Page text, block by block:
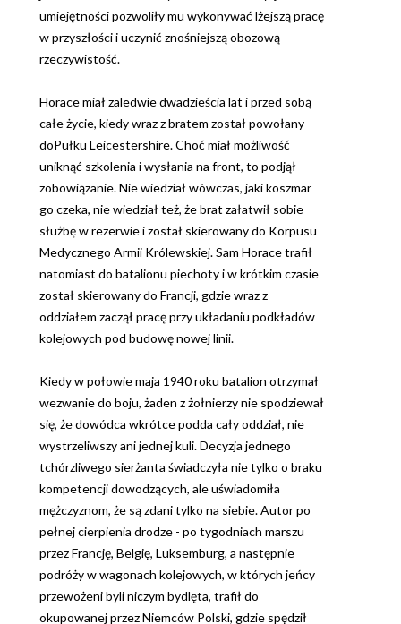
umiejętności pozwoliły mu wykonywać lżejszą pracę
w przyszłości i uczynić znośniejszą obozową
rzeczywistość.
Horace miał zaledwie dwadzieścia lat i przed sobą
całe życie, kiedy wraz z bratem został powołany
doPułku Leicestershire. Choć miał możliwość
uniknąć szkolenia i wysłania na front, to podjął
zobowiązanie. Nie wiedział wówczas, jaki koszmar
go czeka, nie wiedział też, że brat załatwił sobie
służbę w rezerwie i został skierowany do Korpusu
Medycznego Armii Królewskiej. Sam Horace trafił
natomiast do batalionu piechoty i w krótkim czasie
został skierowany do Francji, gdzie wraz z
oddziałem zaczął pracę przy układaniu podkładów
kolejowych pod budowę nowej linii.
Kiedy w połowie maja 1940 roku batalion otrzymał
wezwanie do boju, żaden z żołnierzy nie spodziewał
się, że dowódca wkrótce podda cały oddział, nie
wystrzeliwszy ani jednej kuli. Decyzja jednego
tchórzliwego sierżanta świadczyła nie tylko o braku
kompetencji dowodzących, ale uświadomiła
mężczyznom, że są zdani tylko na siebie. Autor po
pełnej cierpienia drodze - po tygodniach marszu
przez Francję, Belgię, Luksemburg, a następnie
podróży w wagonach kolejowych, w których jeńcy
przewożeni byli niczym bydlęta, trafił do
okupowanej przez Niemców Polski, gdzie spędził